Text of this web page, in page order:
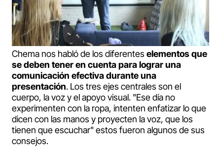
Chema nos habló de los diferentes elementos que
se deben tener en cuenta para lograr una
comunicación efectiva durante una
presentación. Los tres ejes centrales son el
cuerpo, la voz y el apoyo visual. "Ese día no
experimenten con la ropa, intenten enfatizar lo que
dicen con las manos y proyecten la voz, que los
tienen que escuchar" estos fueron algunos de sus
consejos.